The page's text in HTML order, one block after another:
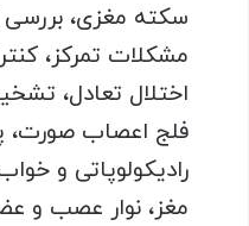
سکته مغزی، بررسی
مشکلات تمرکز،
اختلال تعادل،
فلج اعصاب صورت،
رادیکولوپاتی و